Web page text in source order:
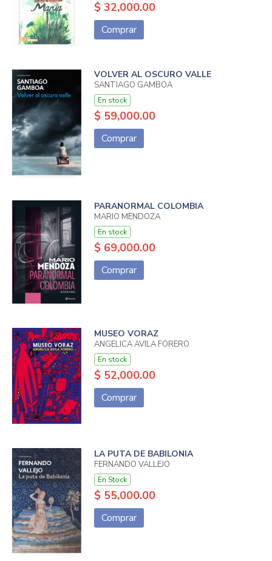
$ 32,000.00
Comprar
VOLVER AL OSCURO VALLE
SANTIAGO GAMBOA
En stock
$ 59,000.00
Comprar
PARANORMAL COLOMBIA
MARIO MENDOZA
En stock
$ 69,000.00
Comprar
MUSEO VORAZ
ANGELICA AVILA FORERO
En stock
$ 52,000.00
Comprar
LA PUTA DE BABILONIA
FERNANDO VALLEJO
En Stock
$ 55,000.00
Comprar